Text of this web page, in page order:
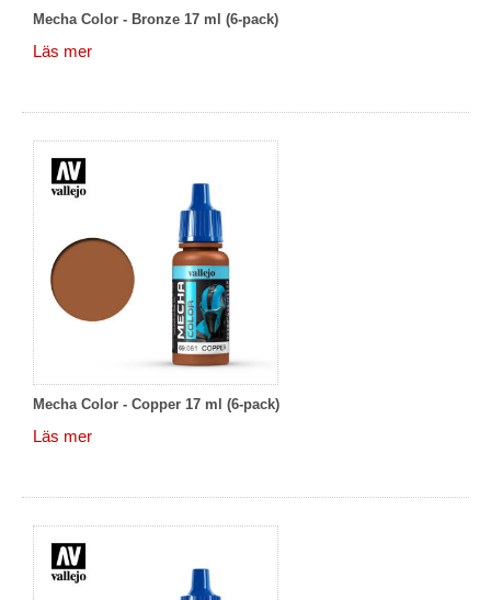
Mecha Color - Bronze 17 ml (6-pack)
Läs mer
Mecha Color - Copper 17 ml (6-pack)
Läs mer